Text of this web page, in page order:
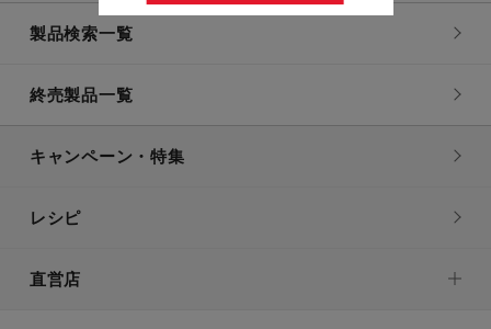
製品検索一覧
終売製品一覧
キャンペーン・特集
レシピ
直営店